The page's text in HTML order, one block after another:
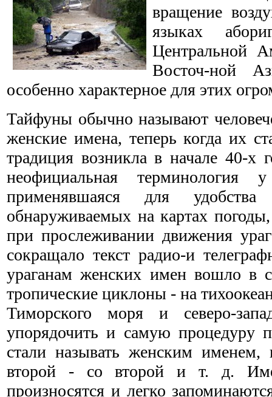
вращение
языках
Центральной
Восточ-ной
особенно характерное для этих
Тайфуны обычно называют
женские имена, теперь когда их
традиция возникла в начале 40-х
неофициальная
применявшаяся для
обнаруживаемых на картах
при прослеживании движения
сокращало текст радио-и
ураганам женских имен вошло в
тропические циклоны - на
Тиморского моря и северо-
упорядочить и самую процедуру
стали называть женским
второй - со второй и т. д.
произносятся и легко